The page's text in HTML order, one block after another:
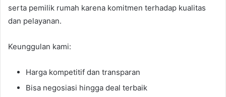
serta pemilik rumah karena komitmen terhadap kualitas
dan pelayanan.
Keunggulan kami:
Harga kompetitif dan transparan
Bisa negosiasi hingga deal terbaik